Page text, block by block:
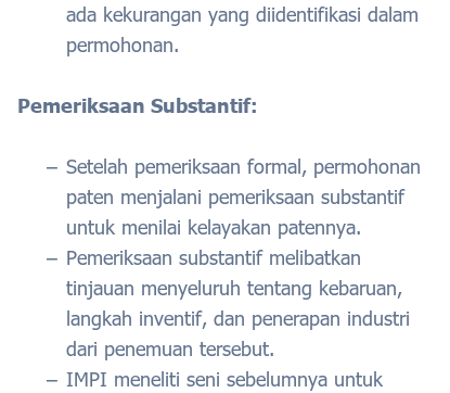
ada kekurangan yang diidentifikasi dalam
permohonan.
Pemeriksaan Substantif:
Setelah pemeriksaan formal, permohonan
paten menjalani pemeriksaan substantif
untuk menilai kelayakan patennya.
Pemeriksaan substantif melibatkan
tinjauan menyeluruh tentang kebaruan,
langkah inventif, dan penerapan industri
dari penemuan tersebut.
IMPI meneliti seni sebelumnya untuk